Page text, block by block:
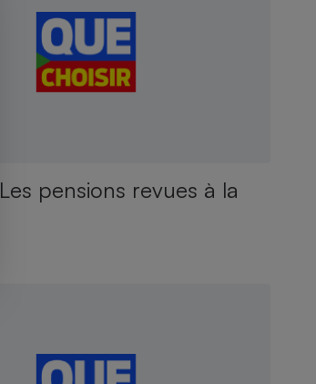
pensions revues à la